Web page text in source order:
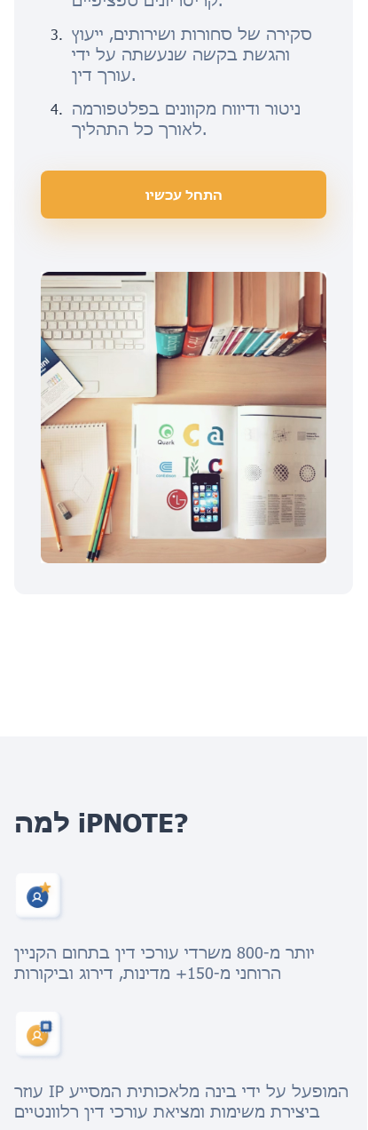
סקירה של סחורות ושירותים, ייעוץ
והגשת בקשה שנעשתה על ידי
עורך דין.
ניטור ודיווח מקוונים בפלטפורמה
לאורך כל התהליך.
התחל עכשיו
למה iPNOTE?
יותר מ-800 משרדי עורכי דין בתחום הקניין
הרוחני מ-150+ מדינות, דירוג וביקורות
עוזר IP המופעל על ידי בינה מלאכותית המסייע
ביצירת משימות ומציאת עורכי דין רלוונטיים